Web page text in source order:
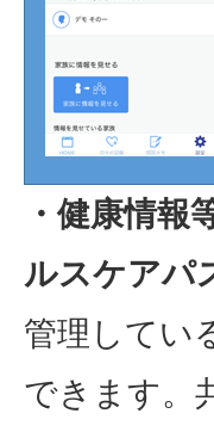
・健康情
ルスケアパ
管理してい
できます。